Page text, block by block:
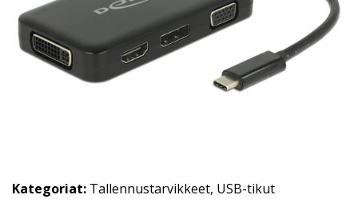
Kategoriat: Tallennustarvikkeet, USB-tikut